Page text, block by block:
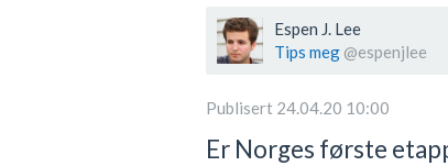
Espen J. Lee
Tips meg @espenjlee
Publisert 24.04.20 10:00
Er Norges første